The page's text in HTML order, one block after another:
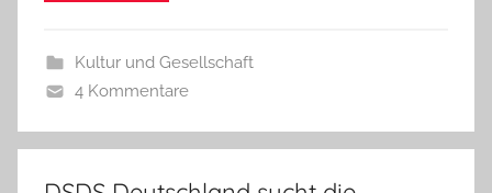
Kultur und Gesellschaft
4 Kommentare